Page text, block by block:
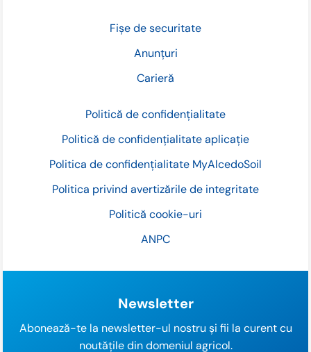
Fișe de securitate
Anunțuri
Carieră
Politică de confidențialitate
Politică de confidențialitate aplicație
Politica de confidențialitate MyAlcedoSoil
Politica privind avertizările de integritate
Politică cookie-uri
ANPC
Newsletter
Abonează-te la newsletter-ul nostru și fii la curent cu
noutățile din domeniul agricol.